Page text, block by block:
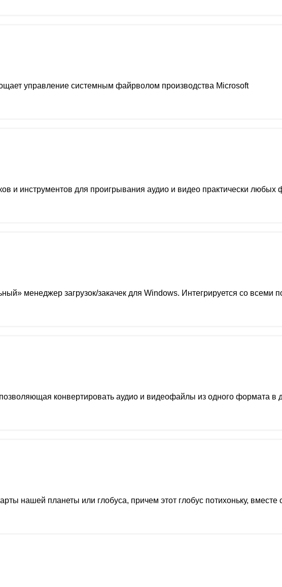
управление системным файрволом производства Microsoft
и инструментов для проигрывания аудио и видео практически любых
менеджер загрузок/закачек для Windows. Интегрируется со всеми
конвертировать аудио и видеофайлы из одного формата в
нашей планеты или глобуса, причем этот глобус потихоньку,